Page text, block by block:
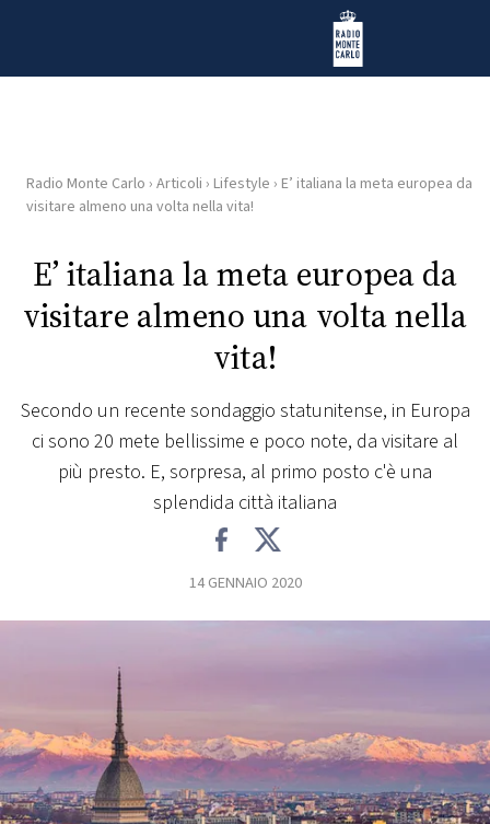
Radio Monte Carlo
HOME
RADIO
WEB
PLAYLIST
NEWS
VIDEO
TV
Radio Monte Carlo › Articoli › Lifestyle › E’ italiana la meta europea da
visitare almeno una volta nella vita!
E’ italiana la meta europea da
visitare almeno una volta nella
vita!
Secondo un recente sondaggio statunitense, in Europa
ci sono 20 mete bellissime e poco note, da visitare al
più presto. E, sorpresa, al primo posto c'è una
splendida città italiana
14 GENNAIO 2020